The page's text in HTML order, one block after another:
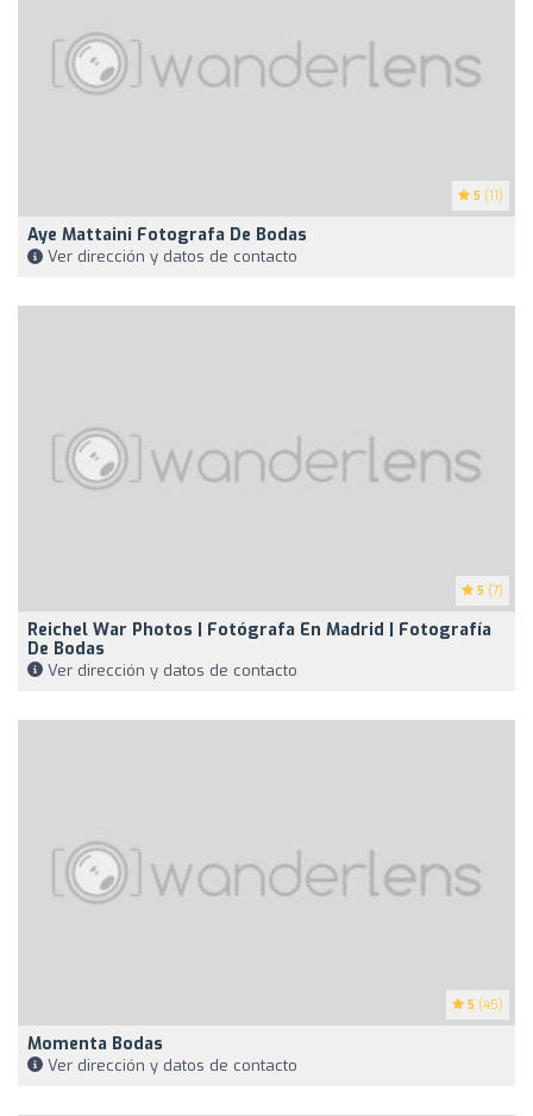
5 (11)
Aye Mattaini Fotografa De Bodas
Ver dirección y datos de contacto
5 (7)
Reichel War Photos | Fotógrafa En Madrid | Fotografía
De Bodas
Ver dirección y datos de contacto
5 (45)
Momenta Bodas
Ver dirección y datos de contacto